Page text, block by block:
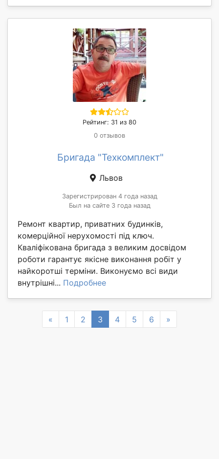
Рейтинг: 31 из 80
0 отзывов
Бригада "Техкомплект"
Львов
Зарегистрирован 4 года назад
Был на сайте 3 года назад
Ремонт квартир, приватних будинків,
комерційної нерухомості під ключ.
Кваліфікована бригада з великим досвідом
роботи гарантує якісне виконання робіт у
найкоротші терміни. Виконуємо всі види
внутрішні... Подробнее
« Previous
1 2 3 4 5 6 »